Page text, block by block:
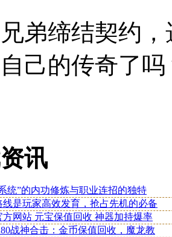
弟缔结契约
己的传奇了
讯
统”的内功修炼与职业连招的独特
线是玩家高效发育，抢占先机的必备
方网站 元宝保值回收 神器加持爆率
战神合击：金币保值回收，魔龙教